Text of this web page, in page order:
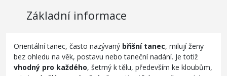
Základní informace
Orientální tanec, často nazývaný břišní tanec, milují ženy
bez ohledu na věk, postavu nebo taneční nadání. Je totiž
vhodný pro každého, šetrný k tělu, především ke kloubům,